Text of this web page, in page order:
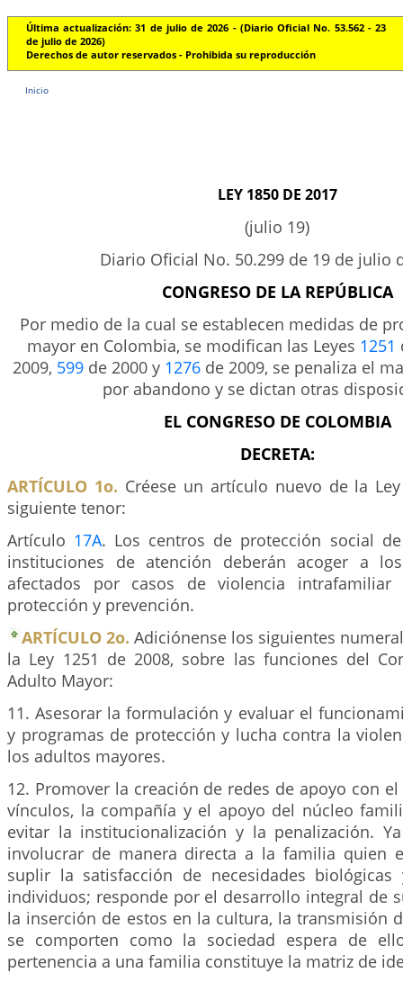
Última actualización: 31 de julio de 2026 - (Diario Oficial No. 53.562 - 23
de julio de 2026)
Derechos de autor reservados - Prohibida su reproducción
Inicio
LEY 1850 DE 2017
(julio 19)
Diario Oficial No. 50.299 de 19 de julio
CONGRESO DE LA REPÚBLICA
Por medio de la cual se establecen medidas de
mayor en Colombia, se modifican las Leyes 1251
2009, 599de 2000 y 1276de 2009, se penaliza el
por abandono y se dictan otras
EL CONGRESO DE COLOMBIA
DECRETA:
ARTÍCULO 1o. Créese un artículo nuevo de la
siguiente tenor:
Artículo 17A. Los centros de protección social
instituciones de atención deberán acoger a
afectados por casos de violencia
protección y prevención.
ARTÍCULO 2o. Adiciónense los siguientes
la Ley 1251 de 2008, sobre las funciones del
Adulto Mayor:
11. Asesorar la formulación y evaluar el
y programas de protección y lucha contra la
los adultos mayores.
12. Promover la creación de redes de apoyo con
vínculos, la compañía y el apoyo del núcleo
evitar la institucionalización y la penalización.
involucrar de manera directa a la familia quien
suplir la satisfacción de necesidades
individuos; responde por el desarrollo integral de
la inserción de estos en la cultura, la transmisión
se comporten como la sociedad espera de
pertenencia a una familia constituye la matriz de